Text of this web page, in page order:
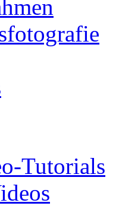
Tutorials